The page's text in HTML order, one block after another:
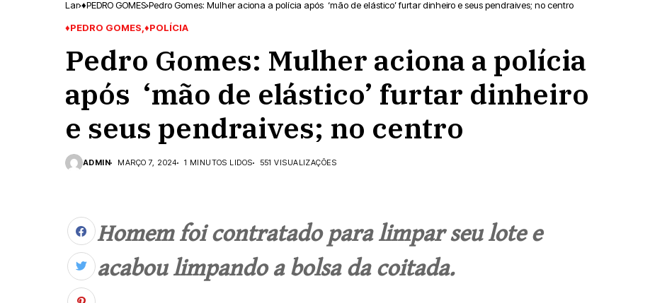
Lar ♦PEDRO GOMES Pedro Gomes: Mulher aciona a polícia após ‘mão de elástico’ furtar dinheiro e seus pendraives; no centro
♦PEDRO GOMES ♦POLÍCIA
Pedro Gomes: Mulher aciona a polícia
após ‘mão de elástico’ furtar dinheiro
e seus pendraives; no centro
ADMIN MARÇO 7, 2024 1 MINUTOS LIDOS 551 VISUALIZAÇÕES
Homem foi contratado para limpar seu lote e
acabou limpando a bolsa da coitada.